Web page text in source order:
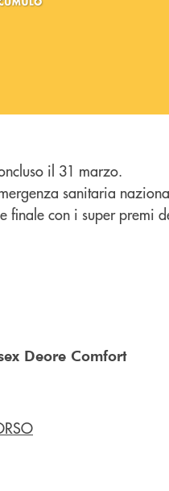
il 31 marzo.
sanitaria
finale con i super premi
Deore Comfort